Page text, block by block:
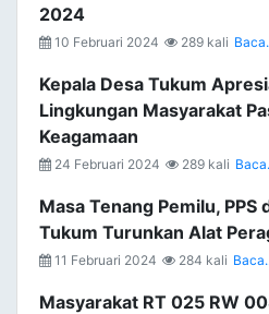
2024
10 Februari 2024 289 kali
Kepala Desa Tukum
Lingkungan Masyarakat
Keagamaan
24 Februari 2024 289 kali
Masa Tenang Pemilu, PPS
Tukum Turunkan Alat
11 Februari 2024 284 kali
Masyarakat RT 025 RW